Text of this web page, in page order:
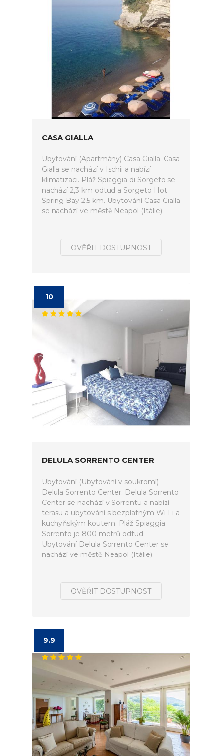
CASA GIALLA
Ubytování (Apartmány) Casa Gialla. Casa
Gialla se nachází v Ischii a nabízí
klimatizaci. Pláž Spiaggia di Sorgeto se
nachází 2,3 km odtud a Sorgeto Hot
Spring Bay 2,5 km. Ubytování Casa Gialla
se nachází ve městě Neapol (Itálie).
OVĚŘIT DOSTUPNOST
10
DELULA SORRENTO CENTER
Ubytování (Ubytování v soukromí)
Delula Sorrento Center. Delula Sorrento
Center se nachází v Sorrentu a nabízí
terasu a ubytování s bezplatným Wi-Fi a
kuchyňským koutem. Pláž Spiaggia
Sorrento je 800 metrů odtud.
Ubytování Delula Sorrento Center se
nachází ve městě Neapol (Itálie).
OVĚŘIT DOSTUPNOST
9.9